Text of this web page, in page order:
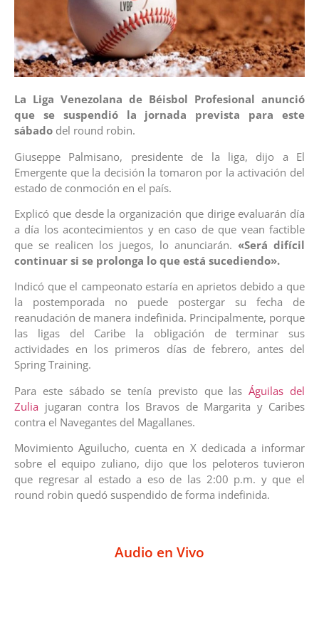
La Liga Venezolana de Béisbol Profesional anunció
que se suspendió la jornada prevista para este
sábado del round robin.
Giuseppe Palmisano, presidente de la liga, dijo a El
Emergente que la decisión la tomaron por la activación del
estado de conmoción en el país.
Explicó que desde la organización que dirige evaluarán día
a día los acontecimientos y en caso de que vean factible
que se realicen los juegos, lo anunciarán. «Será difícil
continuar si se prolonga lo que está sucediendo».
Indicó que el campeonato estaría en aprietos debido a que
la postemporada no puede postergar su fecha de
reanudación de manera indefinida. Principalmente, porque
las ligas del Caribe la obligación de terminar sus
actividades en los primeros días de febrero, antes del
Spring Training.
Para este sábado se tenía previsto que lasÁguilas del
Zulia jugaran contra los Bravos de Margarita y Caribes
contra el Navegantes del Magallanes.
Movimiento Aguilucho, cuenta en X dedicada a informar
sobre el equipo zuliano, dijo que los peloteros tuvieron
que regresar al estado a eso de las 2:00 p.m. y que el
round robin quedó suspendido de forma indefinida.
Audio en Vivo